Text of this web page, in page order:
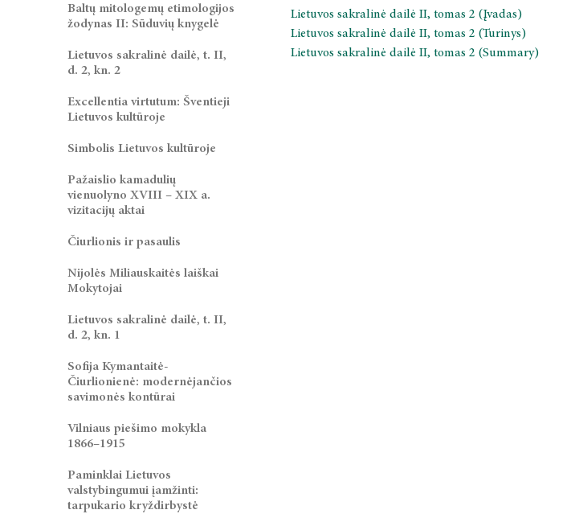
Baltų mitologemų etimologijos
žodynas II: Sūduvių knygelė
Lietuvos sakralinė dailė, t. II,
d. 2, kn. 2
Excellentia virtutum: Šventieji
Lietuvos kultūroje
Simbolis Lietuvos kultūroje
Pažaislio kamadulių
vienuolyno XVIII – XIX a.
vizitacijų aktai
Čiurlionis ir pasaulis
Nijolės Miliauskaitės laiškai
Mokytojai
Lietuvos sakralinė dailė, t. II,
d. 2, kn. 1
Sofija Kymantaitė-
Čiurlionienė: modernėjančios
savimonės kontūrai
Vilniaus piešimo mokykla
1866–1915
Paminklai Lietuvos
valstybingumui įamžinti:
tarpukario kryždirbystė
Lietuvos sakralinė dailė II, tomas 2 (Įvadas)
Lietuvos sakralinė dailė II, tomas 2 (Turinys)
Lietuvos sakralinė dailė II, tomas 2 (Summary)